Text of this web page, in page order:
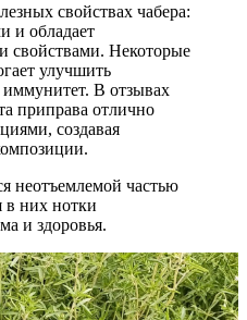
свойствах чабера:
и обладает
свойствами. Некоторые
улучшить
В отзывах
приправа отлично
создавая
неотъемлемой частью
в них нотки
и здоровья.